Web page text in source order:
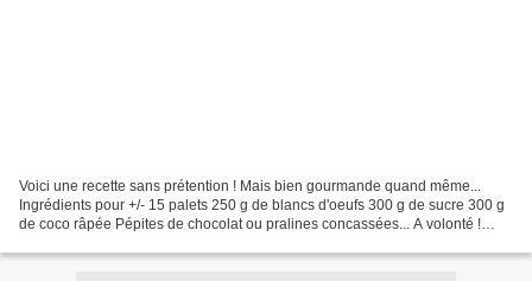
Voici une recette sans prétention ! Mais bien gourmande quand même...
Ingrédients pour +/- 15 palets 250 g de blancs d'oeufs 300 g de sucre 300 g
de coco râpée Pépites de chocolat ou pralines concassées... A volonté !